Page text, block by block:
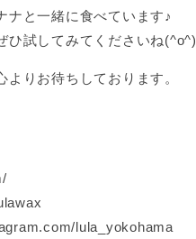
ナと一緒に食べています♪
ひ試してみてくださいね(^o^)
りお待ちしております。
lula_yokohama